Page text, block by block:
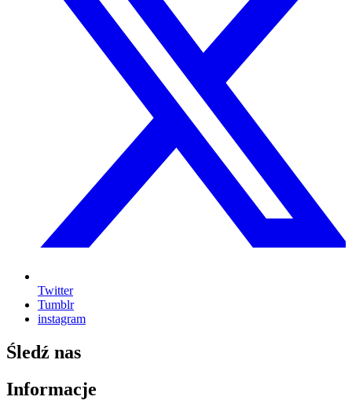
Twitter
Tumblr
instagram
Śledź nas
Informacje